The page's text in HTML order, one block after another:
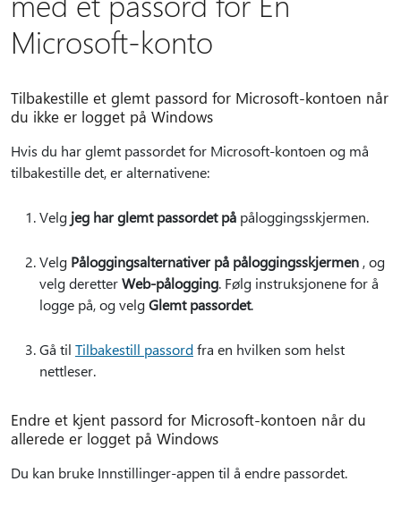
Microsoft-konto
Tilbakestille et glemt passord for Microsoft-kontoen når
du ikke er logget på Windows
Hvis du har glemt passordet for Microsoft-kontoen og må
tilbakestille det, er alternativene:
Velg jeg har glemt passordet på påloggingsskjermen.
Velg Påloggingsalternativer på påloggingsskjermen , og
velg deretterWeb-pålogging. Følg instruksjonene for å
logge på, og velgGlemt passordet.
Gå til Tilbakestill passordfra en hvilken som helst
nettleser.
Endre et kjent passord for Microsoft-kontoen når du
allerede er logget på Windows
Du kan bruke Innstillinger-appen til å endre passordet.